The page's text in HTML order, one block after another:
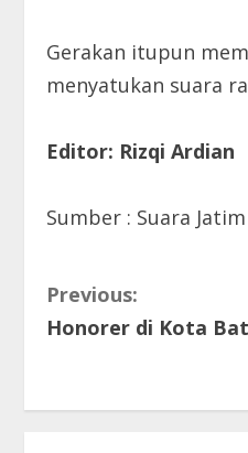
Gerakan itupun
menyatukan suara
Editor: Rizqi Ardian
Sumber : Suara
C
o
Previous:
Honorer di Kota